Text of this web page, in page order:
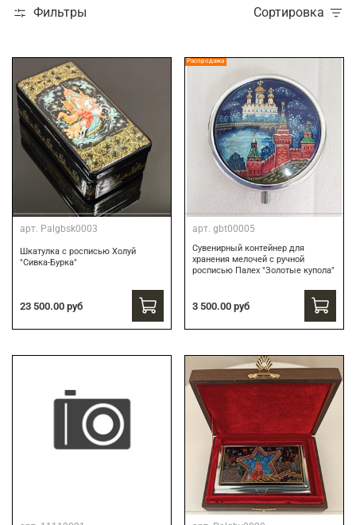
Фильтры Сортировка
арт. Palgbsk0003
Шкатулка с росписью Холуй
"Сивка-Бурка"
23 500.00 руб
Распродажа
арт. gbt00005
Сувенирный контейнер для
хранения мелочей с ручной
росписью Палех "Золотые купола"
3 500.00 руб